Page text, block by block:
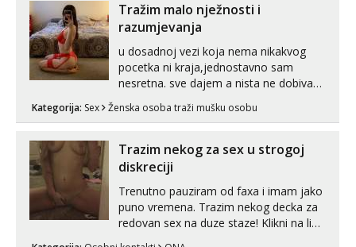
Tražim malo nježnosti i
razumjevanja
u dosadnoj vezi koja nema nikakvog
pocetka ni kraja,jednostavno sam
nesretna. sve dajem a nista ne dobivam
zadovoljiti moje potrebe,ne trazim puno
volim njezan seks i njezne poljupce po
tijelu koji me jako pale,obozavam kad
Kategorija: Sex Ženska osoba traži mušku osobu
Trazim nekog za sex u strogoj
diskreciji
Trenutno pauziram od faxa i imam jako
puno vremena. Trazim nekog decka za
redovan sex na duze staze! Klikni na link